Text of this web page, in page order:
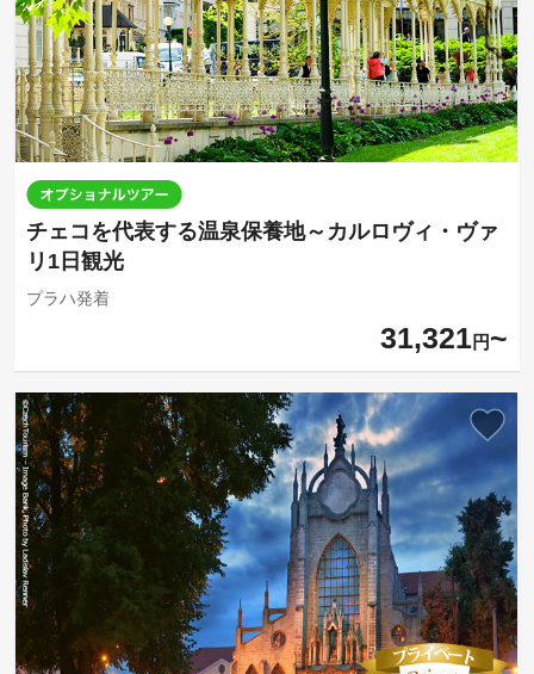
チェコを代表する温泉保養地～カルロヴィ・ヴァ
リ1日観光
プラハ発着
31,321円